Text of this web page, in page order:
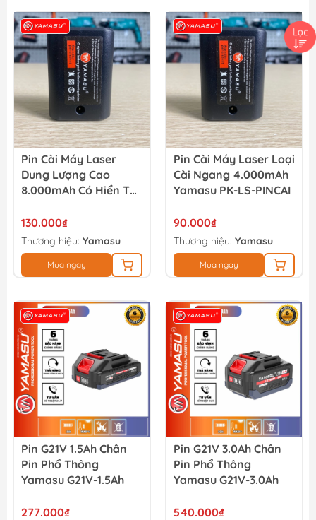
Pin Cài Máy Laser
Dung Lượng Cao
8.000mAh Có Hiển Thị
Yamasu PK-LS-
PINCAI8000
130.000₫
Thương hiệu: Yamasu
Mua ngay
Pin Cài Máy Laser Loại
Cài Ngang 4.000mAh
Yamasu PK-LS-PINCAI
90.000₫
Thương hiệu: Yamasu
Mua ngay
Pin G21V 1.5Ah Chân
Pin Phổ Thông
Yamasu G21V-1.5Ah
277.000₫
Pin G21V 3.0Ah Chân
Pin Phổ Thông
Yamasu G21V-3.0Ah
540.000₫